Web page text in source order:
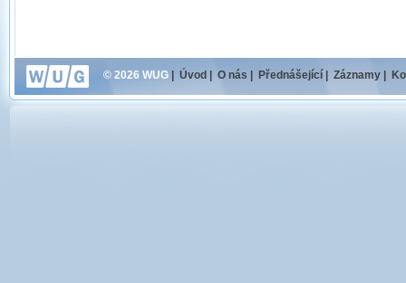
© 2026 WUG Úvod O nás Přednášející Záznamy